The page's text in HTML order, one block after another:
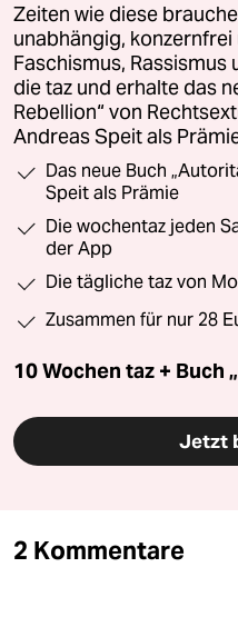
Zeiten wie diese
unabhängig,
Faschismus, Rassismus
die taz und erhalte das
Rebellion“ von
Andreas Speit als
Das neue Buch
Speit als Prämie
Die wochentaz jeden
der App
Die tägliche taz von
Zusammen für nur 28
10 Wochen taz + Buch
Jetzt
2 Kommentare